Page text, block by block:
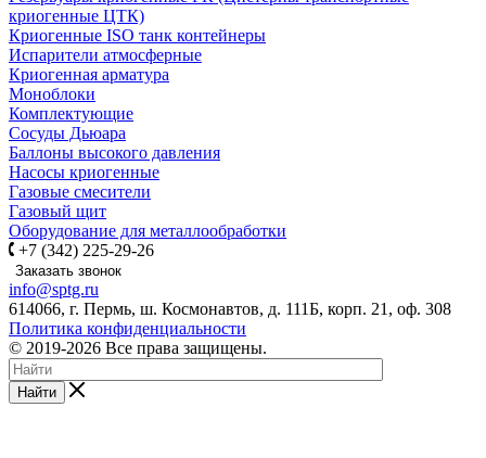
криогенные ЦТК)
Криогенные ISO танк контейнеры
Испарители атмосферные
Криогенная арматура
Моноблоки
Комплектующие
Сосуды Дьюара
Баллоны высокого давления
Насосы криогенные
Газовые смесители
Газовый щит
Оборудование для металлообработки
+7 (342) 225-29-26
Заказать звонок
info@sptg.ru
614066, г. Пермь, ш. Космонавтов, д. 111Б, корп. 21, оф. 308
Политика конфиденциальности
© 2019-2026 Все права защищены.
Найти